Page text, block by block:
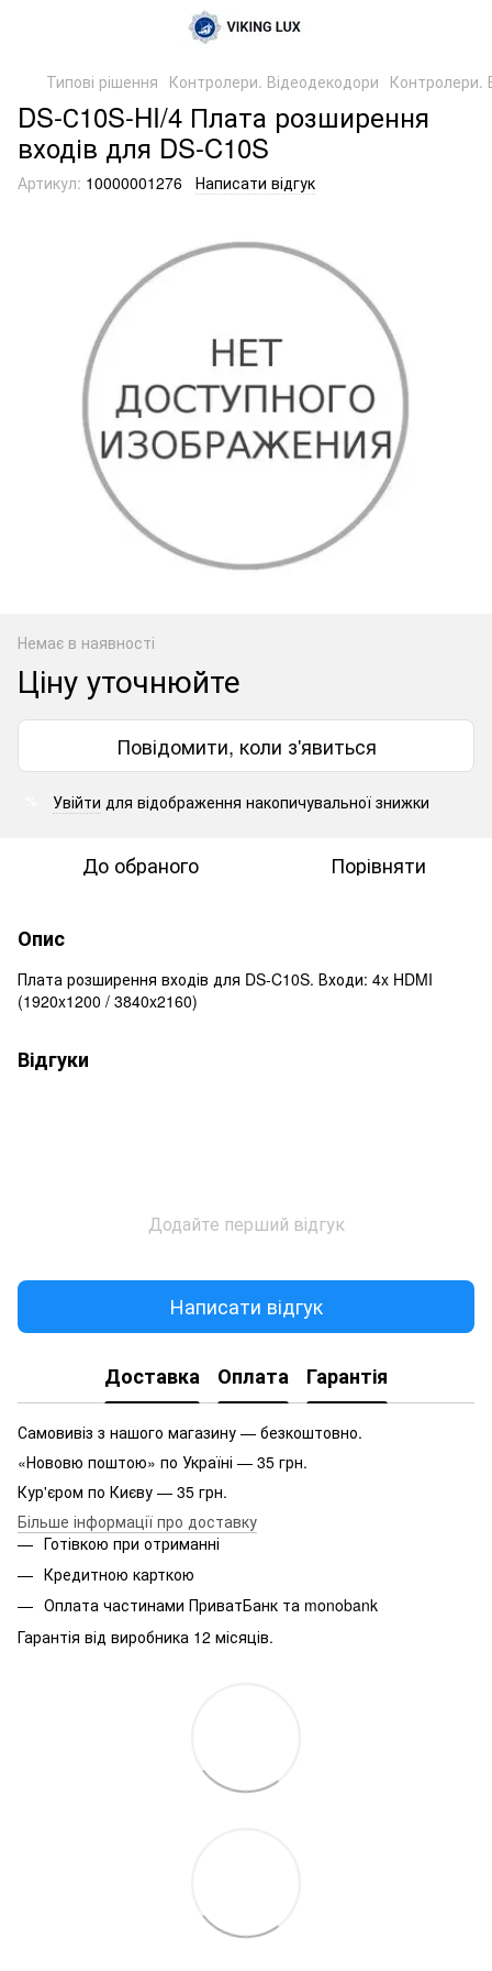
Типові рішення Контролери. Відеодекодори Контролери.
DS-С10S-HI/4 Плата розширення
входів для DS-C10S
Артикул: 10000001276 Написати відгук
Немає в наявності
Ціну уточнюйте
Повідомити, коли з'явиться
Увійти для відображення накопичувальної знижки
До обраного Порівняти
Опис
Плата розширення входів для DS-C10S. Входи: 4x HDMI
(1920x1200 / 3840x2160)
Відгуки
Додайте перший відгук
Написати відгук
Доставка Оплата Гарантія
Самовивіз з нашого магазину — безкоштовно.
«Нововю поштою» по Україні — 35 грн.
Кур'єром по Києву — 35 грн.
Більше інформації про доставку
Готівкою при отриманні
Кредитною карткою
Оплата частинами ПриватБанк та monobank
Гарантія від виробника 12 місяців.